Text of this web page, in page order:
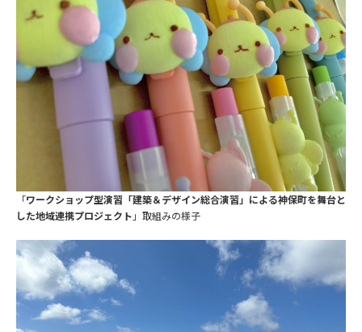
「ワークショップ型演習「建築＆デザイン総合演習」による神保町を舞台と
した地域連携プロジェクト 」取組みの様子